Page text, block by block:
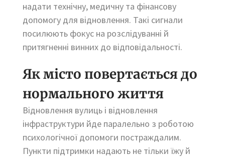
надати технічну, медичну та фінансову
допомогу для відновлення. Такі сигнали
посилюють фокус на розслідуванні й
притягненні винних до відповідальності.
Як місто повертається до
нормального життя
Відновлення вулиць і відновлення
інфраструктури йде паралельно з роботою
психологічної допомоги постраждалим.
Пункти підтримки надають не тільки їжу й